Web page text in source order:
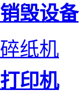
销毁设备
碎纸机
打印机